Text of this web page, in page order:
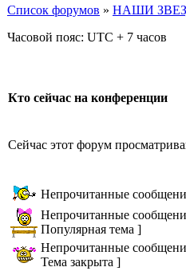
Список форумов » НАШИ
Часовой пояс: UTC + 7 часов
Кто сейчас на конференции
Сейчас этот форум
Непрочитанные
Непрочитанные
Популярная тема ]
Непрочитанные
Тема закрыта ]